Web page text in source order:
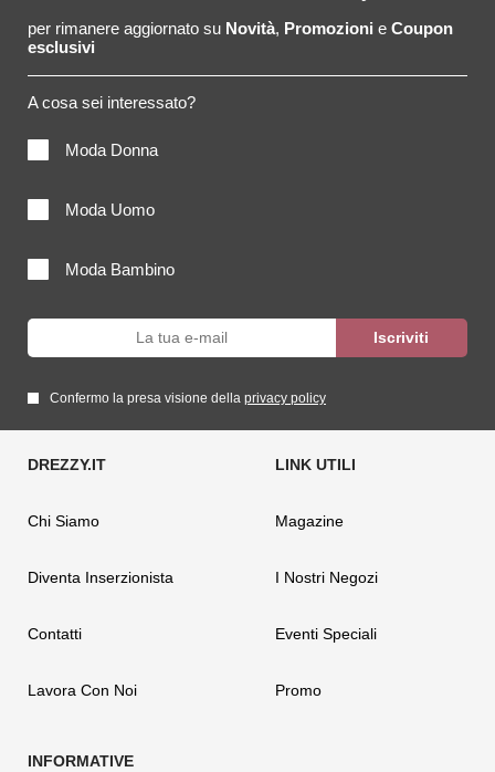
per rimanere aggiornato su Novità, Promozioni e Coupon
esclusivi
A cosa sei interessato?
Moda Donna
Moda Uomo
Moda Bambino
Confermo la presa visione della privacy policy
Chi Siamo
Diventa Inserzionista
Contatti
Lavora Con Noi
Magazine
I Nostri Negozi
Eventi Speciali
Promo